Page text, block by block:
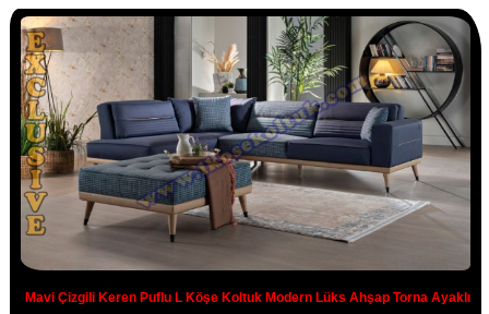
Mavi Çizgili Keren Puflu L Köşe Koltuk Modern Lüks Ahşap Torna Ayaklı